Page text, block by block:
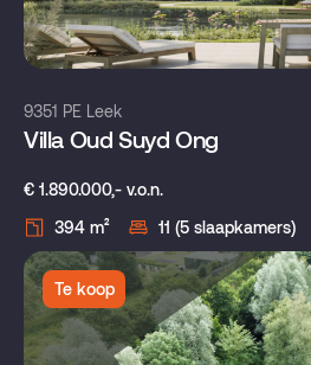
9351 PE Leek
Villa Oud Suyd Ong
€ 1.890.000,- v.o.n.
394 m²
11 (5 slaapkamers)
Te koop